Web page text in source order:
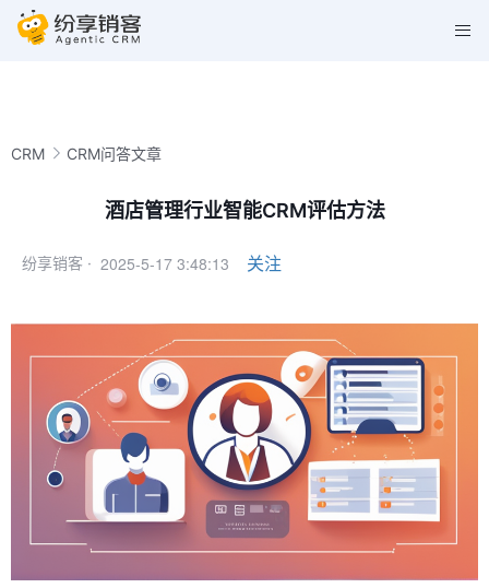
CRM CRM问答文章
酒店管理行业智能CRM评估方法
纷享销客 · 2025-5-17 3:48:13 关注